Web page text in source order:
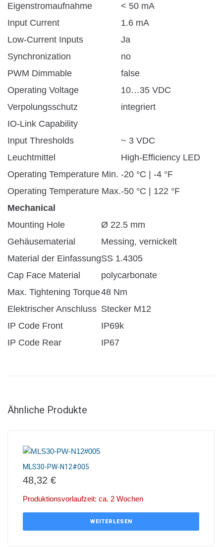
Eigenstromaufnahme
< 50 mA
Input Current
1.6 mA
Low-Current Inputs
Ja
Synchronization
no
PWM Dimmable
false
Operating Voltage
10…35 VDC
Verpolungsschutz
integriert
IO-Link Capability
Input Thresholds
~ 3 VDC
Leuchtmittel
High-Efficiency LED
Operating Temperature Min. -20 °C | -4 °F
Operating Temperature Max.-50 °C | 122 °F
Mechanical
Mounting Hole
Ø 22.5 mm
Gehäusematerial
Messing, vernickelt
Material der EinfassungSS 1.4305
Cap Face Material
polycarbonate
Max. Tightening Torque48 Nm
Elektrischer Anschluss Stecker M12
IP Code Front
IP69k
IP Code Rear
IP67
Ähnliche Produkte
MLS30-PW-N12#005
48,32 €
Produktionsvorlaufzeit: ca. 2 Wochen
WEITERLESEN